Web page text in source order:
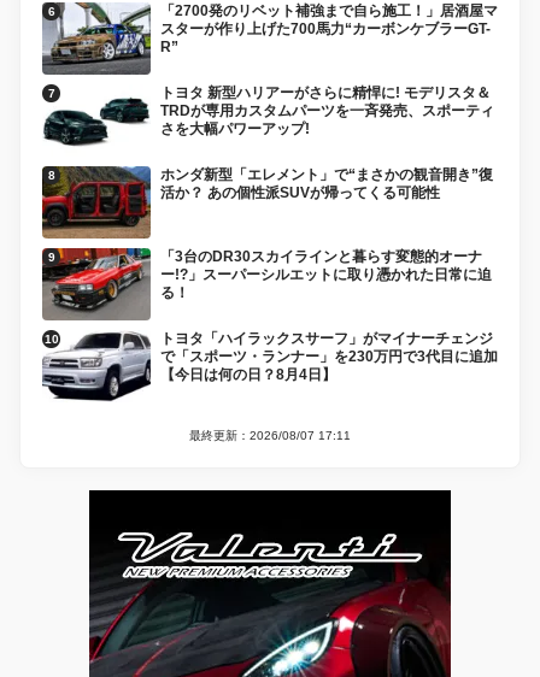
「2700発のリベット補強まで自ら施工！」居酒屋マ
スターが作り上げた700馬力“カーボンケブラーGT-
R”
トヨタ 新型ハリアーがさらに精悍に! モデリスタ＆
TRDが専用カスタムパーツを一斉発売、スポーティ
さを大幅パワーアップ!
ホンダ新型「エレメント」で“まさかの観音開き”復
活か？ あの個性派SUVが帰ってくる可能性
「3台のDR30スカイラインと暮らす変態的オーナ
ー!?」スーパーシルエットに取り憑かれた日常に迫
る！
トヨタ「ハイラックスサーフ」がマイナーチェンジ
で「スポーツ・ランナー」を230万円で3代目に追加
【今日は何の日？8月4日】
最終更新：2026/08/07 17:11